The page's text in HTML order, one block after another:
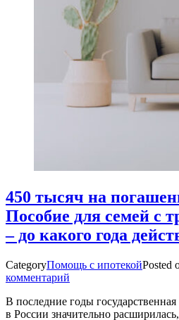
450 тысяч на
Пособие для семей с
– до какого года
CategoryПомощь с ипотекойPosted
комментарий
В последние годы
в России значительно